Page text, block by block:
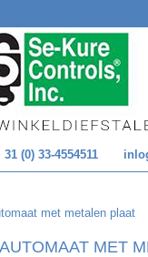
31 (0) 33-4554511
met metalen plaat
MET